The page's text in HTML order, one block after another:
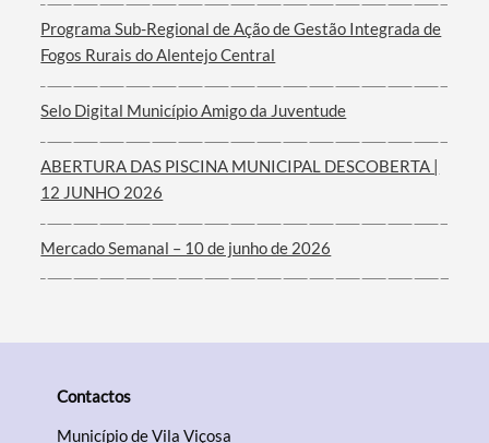
Categorias gerais
Filtros
Programa Sub-Regional de Ação de Gestão Integrada de
Fogos Rurais do Alentejo Central
Selo Digital Município Amigo da Juventude
ABERTURA DAS PISCINA MUNICIPAL DESCOBERTA |
12 JUNHO 2026
Mercado Semanal – 10 de junho de 2026
Contactos
Município de Vila Viçosa